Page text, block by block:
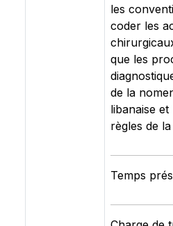
les
coder les
que les
de la
libanaise
règles de
Temps